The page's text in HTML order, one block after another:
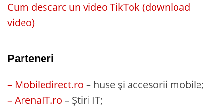
Cum descarc un video TikTok (download
video)
Parteneri
– Mobiledirect.ro – huse și accesorii mobile;
– ArenaIT.ro – Știri IT;